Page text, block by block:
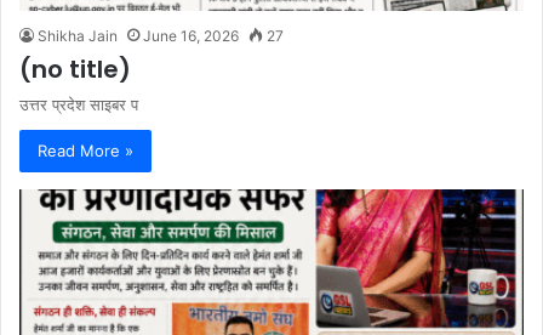
Shikha Jain June 16, 2026 27
(no title)
उत्तर प्रदेश साइबर प
Read More »